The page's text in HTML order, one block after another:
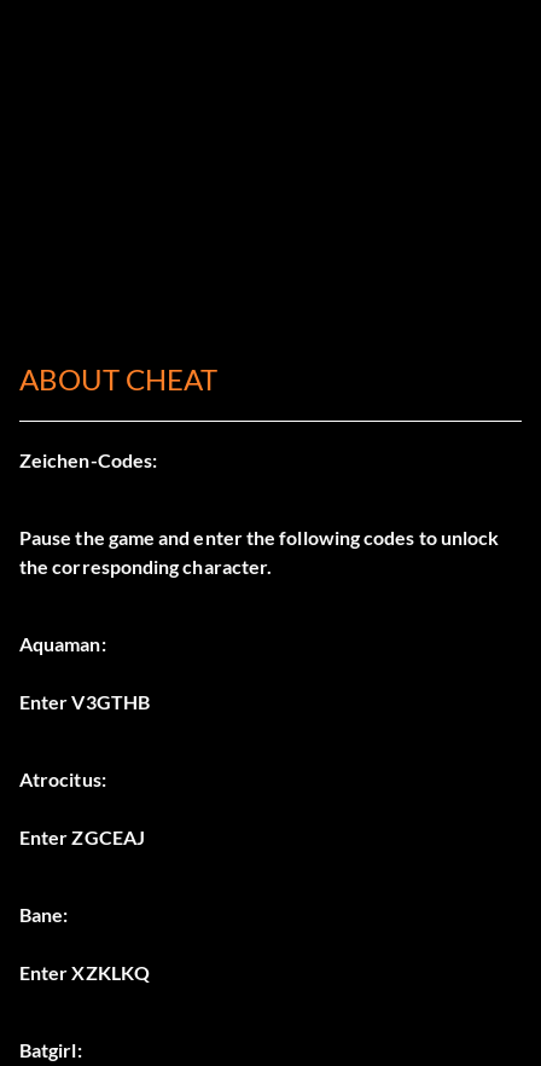
ABOUT CHEAT
Zeichen-Codes:
Pause the game and enter the following codes to unlock
the corresponding character.
Aquaman:
Enter V3GTHB
Atrocitus:
Enter ZGCEAJ
Bane:
Enter XZKLKQ
Batgirl: